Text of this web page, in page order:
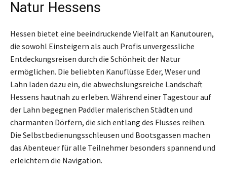
Natur Hessens
Hessen bietet eine beeindruckende Vielfalt an Kanutouren,
die sowohl Einsteigern als auch Profis unvergessliche
Entdeckungsreisen durch die Schönheit der Natur
ermöglichen. Die beliebten Kanuflüsse Eder, Weser und
Lahn laden dazu ein, die abwechslungsreiche Landschaft
Hessens hautnah zu erleben. Während einer Tagestour auf
der Lahn begegnen Paddler malerischen Städten und
charmanten Dörfern, die sich entlang des Flusses reihen.
Die Selbstbedienungsschleusen und Bootsgassen machen
das Abenteuer für alle Teilnehmer besonders spannend und
erleichtern die Navigation.